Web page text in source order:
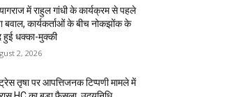
में राहुल गांधी के कार्यक्रम से पहले
बवाल, कार्यकर्ताओं के बीच नोकझोंक के
हुई धक्का-मुक्की
2, 2026
तृषा पर आपत्तिजनक टिप्पणी मामले में